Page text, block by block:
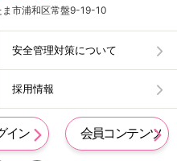
市浦和区常盤9-19-10
安全管理対策について
採用情報
イン 会員コンテンツ